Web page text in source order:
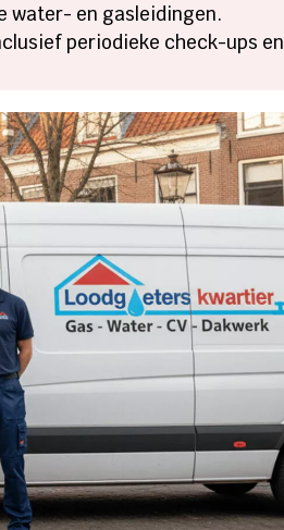
water- en gasleidingen.
periodieke check-ups en